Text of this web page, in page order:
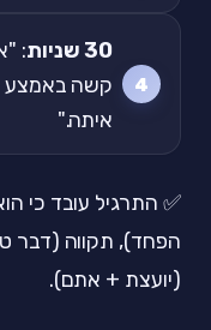
30 שניות
:
קשה באמצע
איתה."
✅ התרגיל עובד כי
הפחד), תקווה (דבר
(יועצת + אתם).